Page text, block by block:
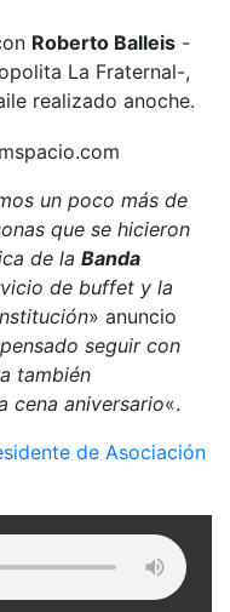
Roberto Balleis -
La Fraternal-,
realizado anoche.
un poco más de
que se hicieron
de la Banda
de buffet y la
» anuncio
seguir con
también
cena aniversario«.
de Asociación